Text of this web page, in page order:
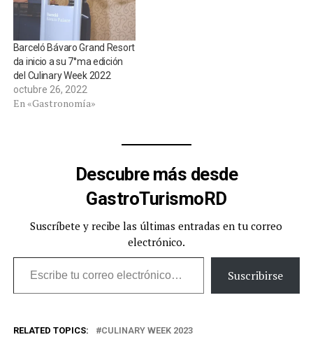
Barceló Bávaro Grand Resort
da inicio a su 7°ma edición
del Culinary Week 2022
octubre 26, 2022
En «Gastronomía»
Descubre más desde
GastroTurismoRD
Suscríbete y recibe las últimas entradas en tu correo
electrónico.
Escribe tu correo electrónico…
Suscribirse
RELATED TOPICS: CULINARY WEEK 2023